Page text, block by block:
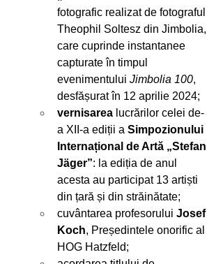
fotografic realizat de fotograful
Theophil Soltesz din Jimbolia,
care cuprinde instantanee
capturate în timpul
evenimentului Jimbolia 100,
desfășurat în 12 aprilie 2024;
vernisarea lucrărilor celei de-
a XII-a ediții a Simpozionului
Internațional de Artă „Stefan
Jäger”: la ediția de anul
acesta au participat 13 artiști
din țară și din străinătate;
cuvântarea profesorului Josef
Koch, Președintele onorific al
HOG Hatzfeld;